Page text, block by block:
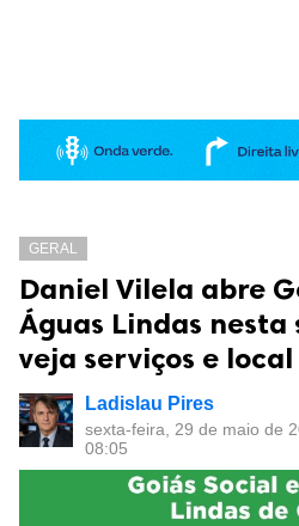
GERAL
Daniel Vilela abre
Águas Lindas nesta
veja serviços e local
Ladislau Pires
sexta-feira, 29 de maio de
08:05